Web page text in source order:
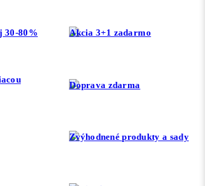
30-80% Akcia 3+1 zadarmo
Doprava zdarma
Zvýhodnené produkty a sady